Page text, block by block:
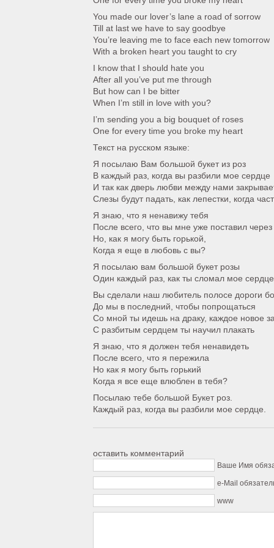
You made our lover’s lane a road of sorrow
Till at last we have to say goodbye
You’re leaving me to face each new tomorrow
With a broken heart you taught to cry
I know that I should hate you
After all you’ve put me through
But how can I be bitter
When I’m still in love with you?
I’m sending you a big bouquet of roses
One for every time you broke my heart
Текст на русском языке:
Я посылаю Вам большой букет из роз
В каждый раз, когда вы разбили мое сердце
И так как дверь любви между нами
Слезы будут падать, как лепестки, когда
Я знаю, что я ненавижу тебя
После всего, что вы мне уже поставил через
Но, как я могу быть горькой,
Когда я еще в любовь с вы?
Я посылаю вам большой букет розы
Один каждый раз, как ты сломал мое сердце
Вы сделали наш любитель полосе дороги
До мы в последний, чтобы попрощаться
Со мной ты идешь на драку, каждое новое
С разбитым сердцем ты научил плакать
Я знаю, что я должен тебя ненавидеть
После всего, что я пережила
Но как я могу быть горький
Когда я все еще влюблен в тебя?
Посылаю тебе большой Букет роз.
Каждый раз, когда вы разбили мое сердце.
оставить комментарий
Ваше Имя
e-Mail
www